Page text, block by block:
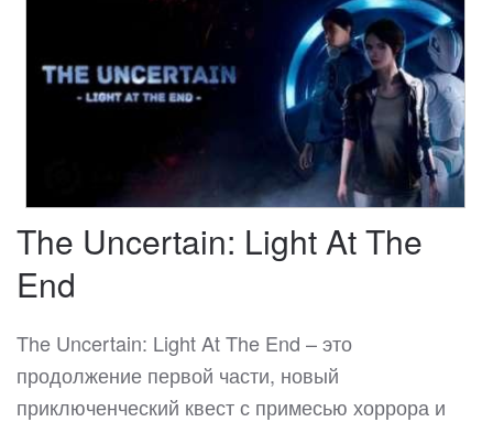
The Uncertain: Light At The
End
The Uncertain: Light At The End – это
продолжение первой части, новый
приключенческий квест с примесью хоррора и